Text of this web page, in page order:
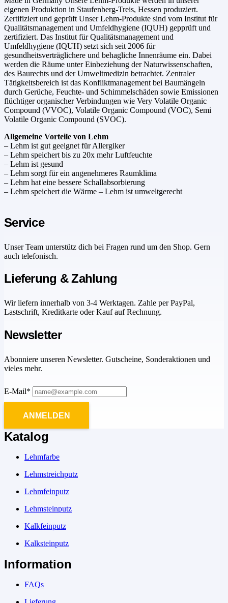
eigenen Produktion in Staufenberg-Treis, Hessen produziert.
Zertifiziert und geprüft Unser Lehm-Produkte sind vom Institut für
Qualitätsmanagement und Umfeldhygiene (IQUH) gepprüft und
zertifiziert. Das Institut für Qualitätsmanagement und
Umfeldhygiene (IQUH) setzt sich seit 2006 für
gesundheitsverträglichere und behagliche Innenräume ein. Dabei
werden die Räume unter Einbeziehung der Naturwissenschaften,
des Baurechts und der Umweltmedizin betrachtet. Zentraler
Tätigkeitsbereich ist das Konfliktmanagement bei Baumängeln
durch Gerüche, Feuchte- und Schimmelschäden sowie Emissionen
flüchtiger organischer Verbindungen wie Very Volatile Organic
Compound (VVOC), Volatile Organic Compound (VOC), Semi
Volatile Organic Compound (SVOC).
Allgemeine Vorteile von Lehm
– Lehm ist gut geeignet für Allergiker
– Lehm speichert bis zu 20x mehr Luftfeuchte
– Lehm ist gesund
– Lehm sorgt für ein angenehmeres Raumklima
– Lehm hat eine bessere Schallabsorbierung
– Lehm speichert die Wärme – Lehm ist umweltgerecht
Service
Unser Team unterstütz dich bei Fragen rund um den Shop. Gern
auch telefonisch.
Lieferung & Zahlung
Wir liefern innerhalb von 3-4 Werktagen. Zahle per PayPal,
Lastschrift, Kreditkarte oder Kauf auf Rechnung.
Newsletter
Abonniere unseren Newsletter. Gutscheine, Sonderaktionen und
vieles mehr.
E-Mail*
ANMELDEN
Katalog
Lehmfarbe
Lehmstreichputz
Lehmfeinputz
Lehmsteinputz
Kalkfeinputz
Kalksteinputz
Information
FAQs